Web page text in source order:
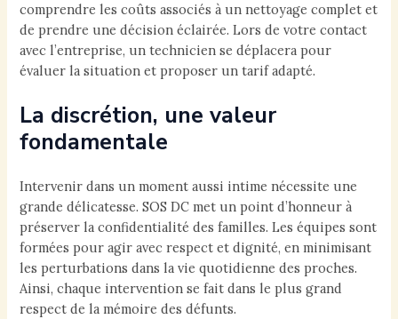
comprendre les coûts associés à un nettoyage complet et
de prendre une décision éclairée. Lors de votre contact
avec l’entreprise, un technicien se déplacera pour
évaluer la situation et proposer un tarif adapté.
La discrétion, une valeur
fondamentale
Intervenir dans un moment aussi intime nécessite une
grande délicatesse. SOS DC met un point d’honneur à
préserver la confidentialité des familles. Les équipes sont
formées pour agir avec respect et dignité, en minimisant
les perturbations dans la vie quotidienne des proches.
Ainsi, chaque intervention se fait dans le plus grand
respect de la mémoire des défunts.